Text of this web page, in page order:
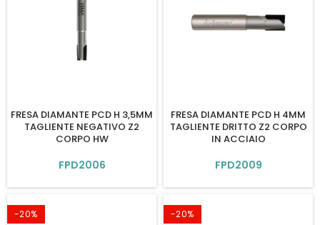
FRESA DIAMANTE PCD H 3,5MM
TAGLIENTE NEGATIVO Z2
CORPO HW
FPD2006
FRESA DIAMANTE PCD H 4MM
TAGLIENTE DRITTO Z2 CORPO
IN ACCIAIO
FPD2009
-20% -20%